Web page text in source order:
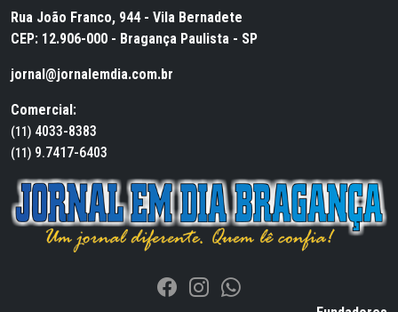
Rua João Franco, 944 - Vila Bernadete
CEP: 12.906-000 - Bragança Paulista - SP
jornal@jornalemdia.com.br
Comercial:
(11) 4033-8383
(11) 9.7417-6403